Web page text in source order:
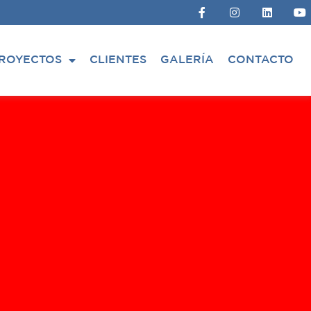
CLIENTES GALERÍA CONTACTO